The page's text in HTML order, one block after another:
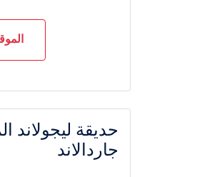
حديقة ليجولاند
جاردالاند